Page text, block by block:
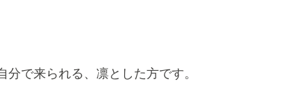
で来られる、凛とした方です。